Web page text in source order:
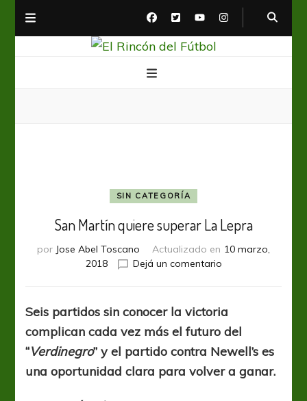
SIN CATEGORÍA
San Martín quiere superar La Lepra
por Jose Abel Toscano Actualizado en 10 marzo,
2018
Dejá un comentarioen
superar
La
Lepra
Seis partidos sin conocer la victoria
complican cada vez más el futuro del
“Verdinegro” y el partido contra Newell’s es
una oportunidad clara para volver a ganar.